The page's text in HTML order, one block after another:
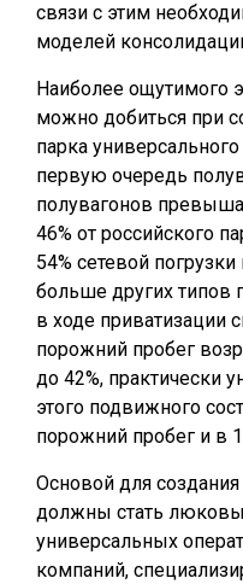
связи с этим
моделей
Наиболее ощутимого
можно добиться при
парка
первую очередь
полувагонов
46% от российского
54% сетевой
больше других типов
в ходе приватизации
порожний пробег
до 42%, практически
этого подвижного
порожний пробег и в
Основой для
должны стать
универсальных
компаний,